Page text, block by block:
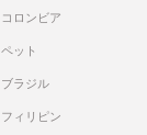
コロンビア
ペット
ブラジル
フィリピン